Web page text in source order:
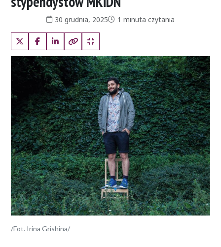
Data publikacji:
30 grudnia, 2025Czas czytania:
1 minuta czytania
X (Twitter)FacebookLinkedInKopiuj pełny link
Kopiuj krótki link
/Fot. Irina Grishina/